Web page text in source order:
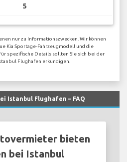
5
nur zu Informationszwecken. Wir können
Kia Sportage-Fahrzeugmodell und die
spezifische Details sollten Sie sich bei der
Flughafen erkundigen.
Istanbul Flughafen – FAQ
bieten
bei Istanbul